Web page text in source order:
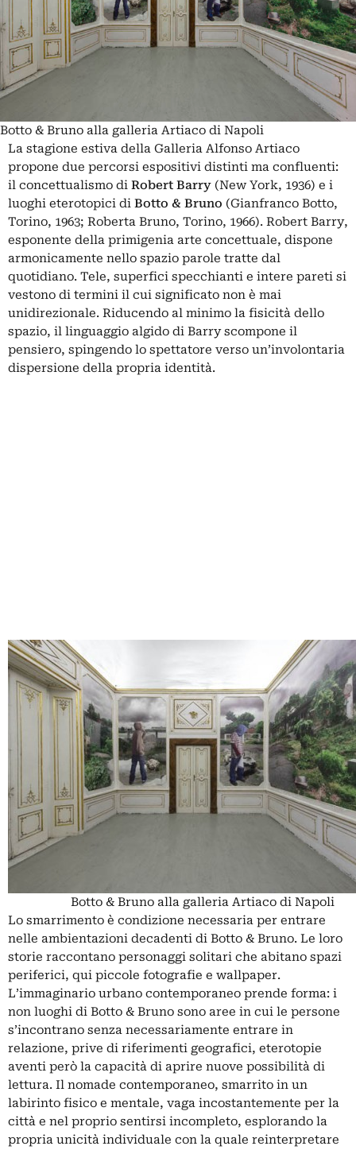
Botto & Bruno alla galleria Artiaco di Napoli
La stagione estiva della Galleria Alfonso Artiaco
propone due percorsi espositivi distinti ma confluenti:
il concettualismo di Robert Barry (New York, 1936) e i
luoghi eterotopici di Botto & Bruno (Gianfranco Botto,
Torino, 1963; Roberta Bruno, Torino, 1966). Robert Barry,
esponente della primigenia arte concettuale, dispone
armonicamente nello spazio parole tratte dal
quotidiano. Tele, superfici specchianti e intere pareti si
vestono di termini il cui significato non è mai
unidirezionale. Riducendo al minimo la fisicità dello
spazio, il linguaggio algido di Barry scompone il
pensiero, spingendo lo spettatore verso un’involontaria
dispersione della propria identità.
Botto & Bruno alla galleria Artiaco di Napoli
Lo smarrimento è condizione necessaria per entrare
nelle ambientazioni decadenti di Botto & Bruno. Le loro
storie raccontano personaggi solitari che abitano spazi
periferici, qui piccole fotografie e wallpaper.
L’immaginario urbano contemporaneo prende forma: i
non luoghi di Botto & Bruno sono aree in cui le persone
s’incontrano senza necessariamente entrare in
relazione, prive di riferimenti geografici, eterotopie
aventi però la capacità di aprire nuove possibilità di
lettura. Il nomade contemporaneo, smarrito in un
labirinto fisico e mentale, vaga incostantemente per la
città e nel proprio sentirsi incompleto, esplorando la
propria unicità individuale con la quale reinterpretare